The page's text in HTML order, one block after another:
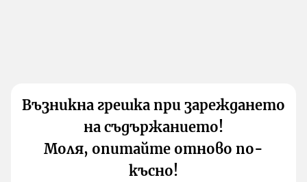
Възникна грешка при зареждането
на съдържанието!
Моля, опитайте отново по-
късно!